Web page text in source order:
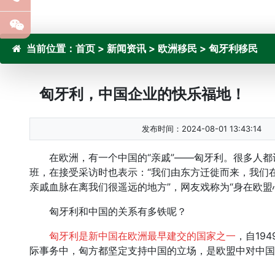
当前位置： 首页 > 新闻资讯 > 欧洲移民 > 匈牙利移民
匈牙利，中国企业的快乐福地！
发布时间：2024-08-01 13:43:14
在欧洲，有一个中国的“亲戚”——匈牙利。很多人都
班，在接受采访时也表示：“我们由东方迁徙而来，我
亲戚血脉在离我们很遥远的地方”，网友戏称为“身在欧盟
匈牙利和中国的关系有多铁呢？
匈牙利是新中国在欧洲最早建交的国家之一 ，自
际事务中，匈方都坚定支持中国的立场，是欧盟中对中